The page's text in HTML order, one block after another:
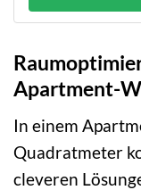
Apartment-
In einem
Quadratmeter
cleveren